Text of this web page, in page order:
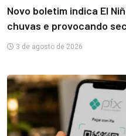
Novo boletim indica El
chuvas e provocando
3 de agosto de 2026